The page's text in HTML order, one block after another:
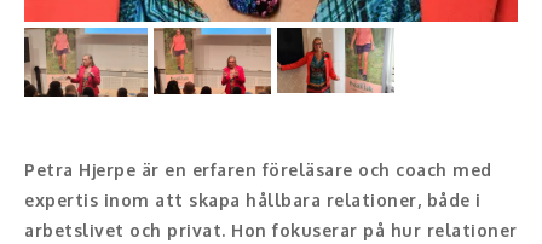
Underhållning och event
Event
Ljus och belysning
Komiker
Petra Hjerpe är en erfaren föreläsare och coach med
expertis inom att skapa hållbara relationer, både i
arbetslivet och privat. Hon fokuserar på hur relationer